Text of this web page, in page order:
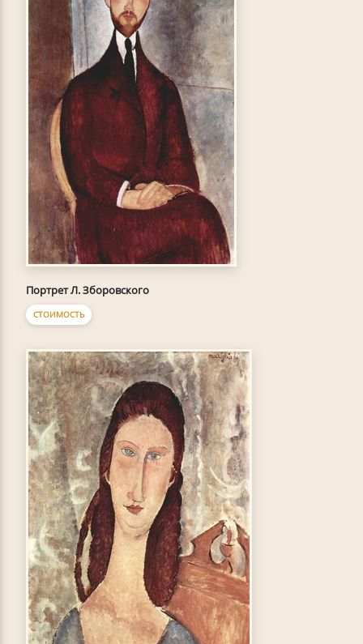
Портрет Л. Зборовского
СТОИМОСТЬ